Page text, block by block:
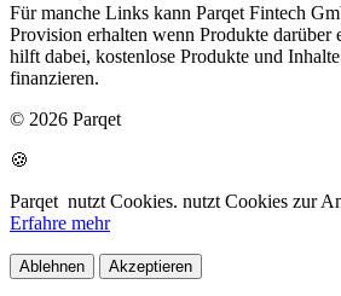
Für manche Links kann Parqet Fintech
Provision erhalten wenn Produkte darüber
hilft dabei, kostenlose Produkte und
finanzieren.
© 2026 Parqet
🍪
Parqet nutzt Cookies. nutzt Cookies zur
Erfahre mehr
Ablehnen Akzeptieren